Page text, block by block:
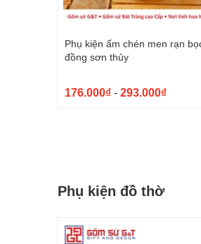
Phụ kiện ấm chén men rạn
đồng sơn thủy
176.000₫ - 293.000₫
Phụ kiện đồ thờ